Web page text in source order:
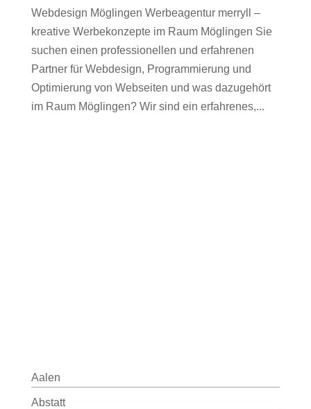
Webdesign Möglingen Werbeagentur merryll –
kreative Werbekonzepte im Raum Möglingen Sie
suchen einen professionellen und erfahrenen
Partner für Webdesign, Programmierung und
Optimierung von Webseiten und was dazugehört
im Raum Möglingen? Wir sind ein erfahrenes,...
Aalen
Abstatt